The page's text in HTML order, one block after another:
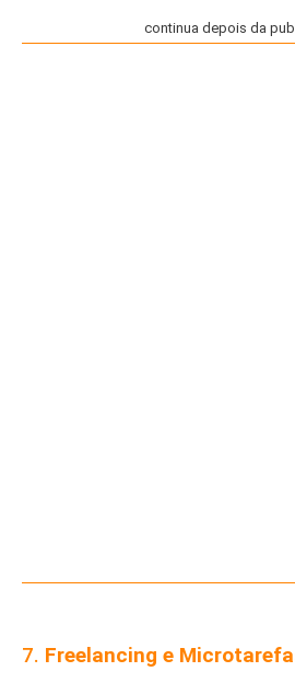
continua depois da
7. Freelancing e